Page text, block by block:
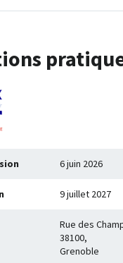
6 juin 2026
9 juillet 2027
Rue des
38100,
Grenoble